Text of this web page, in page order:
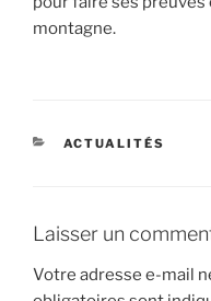
montagne.
CATÉGORIES
ACTUALITÉS
Laisser un
Votre adresse e-mail